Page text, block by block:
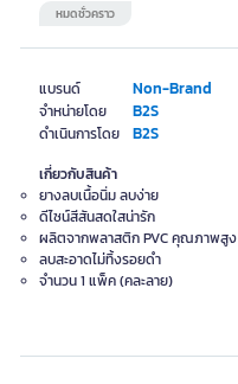
แบรนด์ Non-Brand
จำหน่ายโดย B2S
ดำเนินการโดย B2S
หมดชั่วคราว
เกี่ยวกับสินค้า
ยางลบเนื้อนิ่ม ลบง่าย
ดีไซน์สีสันสดใสน่ารัก
ผลิตจากพลาสติก PVC คุณภาพสูง
ลบสะอาดไม่ทิ้งรอยดำ
จำนวน 1 แพ็ค (คละลาย)